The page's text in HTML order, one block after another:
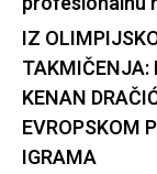
IZ
TAKMIČENJA:
KENAN
EVROPSKOM
IGRAMA